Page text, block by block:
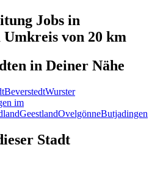
Jobs in
Umkreis von 20 km
in Deiner Nähe
BeverstedtWurster
im
GeestlandOvelgönneButjadingen
Stadt